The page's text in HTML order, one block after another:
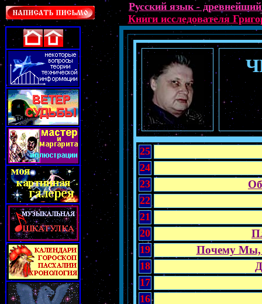
Русский язык -
Книги исследователя
25
24
23
22
21
20
19 Почему Мы,
18
17
16